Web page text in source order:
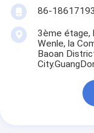
86-
3ème étage,
Wenle, la
Baoan